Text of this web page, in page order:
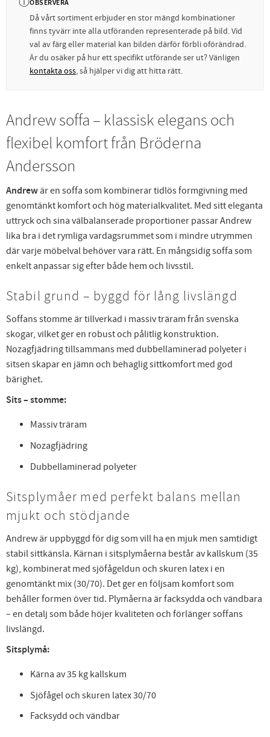
OBSERVERA
Då vårt sortiment erbjuder en stor mängd kombinationer
finns tyvärr inte alla utföranden representerade på bild. Vid
val av färg eller material kan bilden därför förbli oförändrad.
Är du osäker på hur ett specifikt utförande ser ut? Vänligen
kontakta oss, så hjälper vi dig att hitta rätt.
Andrew soffa – klassisk elegans och
flexibel komfort från Bröderna
Andersson
Andrew är en soffa som kombinerar tidlös formgivning med
genomtänkt komfort och hög materialkvalitet. Med sitt eleganta
uttryck och sina välbalanserade proportioner passar Andrew
lika bra i det rymliga vardagsrummet som i mindre utrymmen
där varje möbelval behöver vara rätt. En mångsidig soffa som
enkelt anpassar sig efter både hem och livsstil.
Stabil grund – byggd för lång livslängd
Soffans stomme är tillverkad i massiv träram från svenska
skogar, vilket ger en robust och pålitlig konstruktion.
Nozagfjädring tillsammans med dubbellaminerad polyeter i
sitsen skapar en jämn och behaglig sittkomfort med god
bärighet.
Sits – stomme:
Massiv träram
Nozagfjädring
Dubbellaminerad polyeter
Sitsplymåer med perfekt balans mellan
mjukt och stödjande
Andrew är uppbyggd för dig som vill ha en mjuk men samtidigt
stabil sittkänsla. Kärnan i sitsplymåerna består av kallskum (35
kg), kombinerat med sjöfågeldun och skuren latex i en
genomtänkt mix (30/70). Det ger en följsam komfort som
behåller formen över tid. Plymåerna är facksydda och vändbara
– en detalj som både höjer kvaliteten och förlänger soffans
livslängd.
Sitsplymå:
Kärna av 35 kg kallskum
Sjöfågel och skuren latex 30/70
Facksydd och vändbar